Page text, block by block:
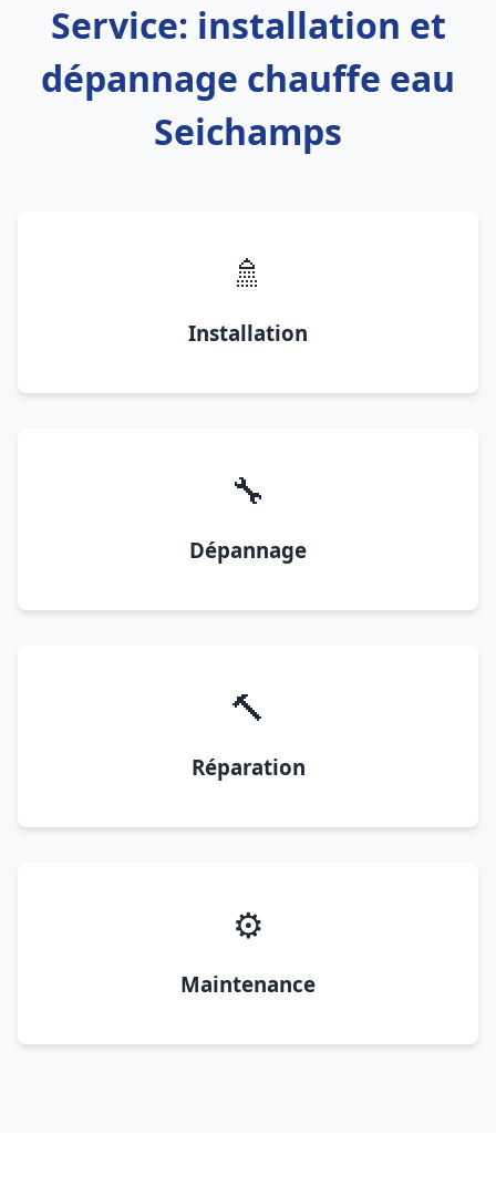
Service: installation et
dépannage chauffe eau
Seichamps
🚿
Installation
🔧
Dépannage
🔨
Réparation
⚙️
Maintenance